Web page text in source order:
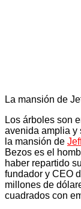
La mansión de
Los árboles son
avenida amplia y
la mansión de
Bezos es el
haber repartido
fundador y CEO
millones de
cuadrados con